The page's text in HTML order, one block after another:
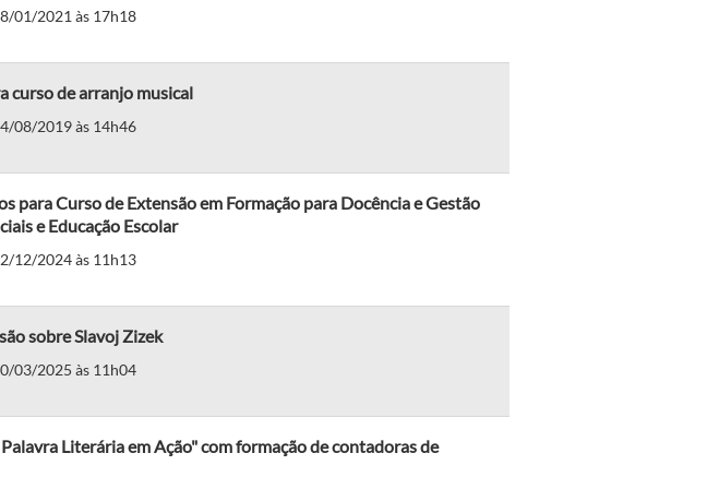
01/2021 às 17h18
curso de arranjo musical
08/2019 às 14h46
para Curso de Extensão em Formação para Docência e Gestão
e Educação Escolar
12/2024 às 11h13
sobre Slavoj Zizek
03/2025 às 11h04
Literária em Ação" com formação de contadoras de